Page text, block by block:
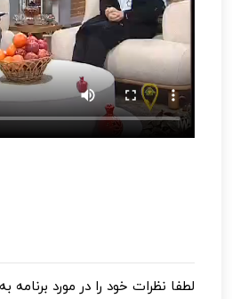
لطفا نظرات خود را در مورد برنامه